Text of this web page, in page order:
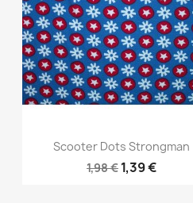
Aperçu rapide
Scooter Dots Strongman
1,98 € 1,39 €